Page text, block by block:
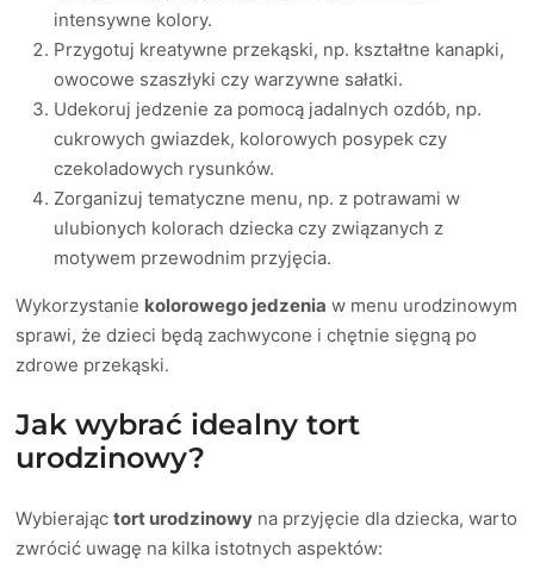
intensywne kolory.
Przygotuj kreatywne przekąski, np. kształtne kanapki,
owocowe szaszłyki czy warzywne sałatki.
Udekoruj jedzenie za pomocą jadalnych ozdób, np.
cukrowych gwiazdek, kolorowych posypek czy
czekoladowych rysunków.
Zorganizuj tematyczne menu, np. z potrawami w
ulubionych kolorach dziecka czy związanych z
motywem przewodnim przyjęcia.
Wykorzystanie kolorowego jedzenia w menu urodzinowym
sprawi, że dzieci będą zachwycone i chętnie sięgną po
zdrowe przekąski.
Jak wybrać idealny tort
urodzinowy?
Wybierająctort urodzinowy na przyjęcie dla dziecka, warto
zwrócić uwagę na kilka istotnych aspektów: